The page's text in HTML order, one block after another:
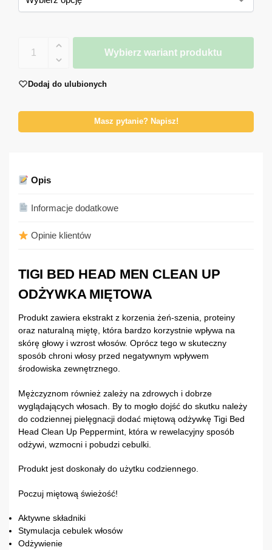
Wybierz wariant produktu
Dodaj do ulubionych
Masz pytanie? Napisz!
Opis
Informacje dodatkowe
Opinie klientów
TIGI BED HEAD MEN CLEAN UP
ODŻYWKA MIĘTOWA
Produkt zawiera ekstrakt z korzenia żeń-szenia, proteiny
oraz naturalną miętę, która bardzo korzystnie wpływa na
skórę głowy i wzrost włosów. Oprócz tego w skuteczny
sposób chroni włosy przed negatywnym wpływem
środowiska zewnętrznego.
Mężczyznom również zależy na zdrowych i dobrze
wyglądających włosach. By to mogło dojść do skutku należy
do codziennej pielęgnacji dodać miętową odżywkę Tigi Bed
Head Clean Up Peppermint, która w rewelacyjny sposób
odżywi, wzmocni i pobudzi cebulki.
Produkt jest doskonały do użytku codziennego.
Poczuj miętową świeżość!
Aktywne składniki
Stymulacja cebulek włosów
Odżywienie